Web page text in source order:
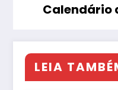
Calendário
LEIA